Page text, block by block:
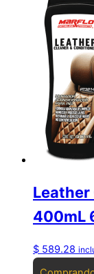
Leather
400mL
$ 589.28